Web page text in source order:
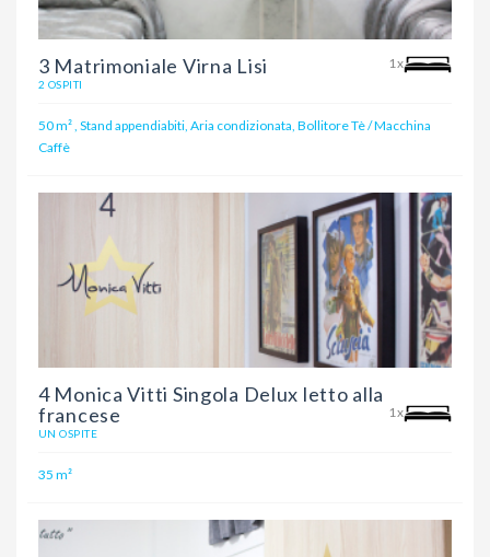
3 Matrimoniale Virna Lisi 1x
2 OSPITI
50 m², Stand appendiabiti, Aria condizionata, Bollitore Tè / Macchina
Caffè
4 Monica Vitti Singola Delux letto alla
francese
1x
UN OSPITE
35 m²